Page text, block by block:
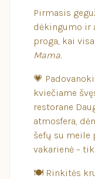
Pirmasis
dėkingumo ir
proga, kai
Mama.
💗
kviečiame
restorane
atmosfera,
šefų su meile
vakarienė –
🍽 Rinkitės